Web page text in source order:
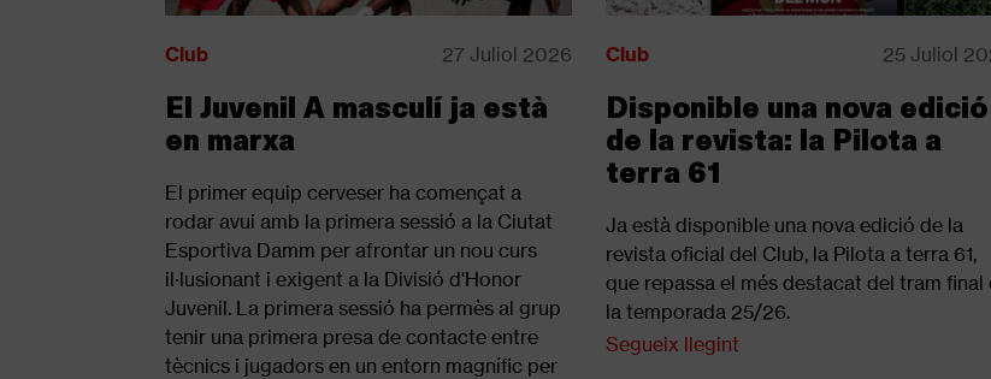
Club 27 Juliol 2026
El Juvenil A masculí ja està
en marxa
El primer equip cerveser ha començat a
rodar avui amb la primera sessió a la Ciutat
Esportiva Damm per afrontar un nou curs
il·lusionant i exigent a la Divisió d'Honor
Juvenil. La primera sessió ha permès al grup
tenir una primera presa de contacte entre
tècnics i jugadors en un entorn magnífic per
Club 25 Juliol
Disponible una nova edició
de la revista: la Pilota a
terra 61
Ja està disponible una nova edició de la
revista oficial del Club, la Pilota a terra 61,
que repassa el més destacat del tram final
la temporada 25/26.
Segueix llegint